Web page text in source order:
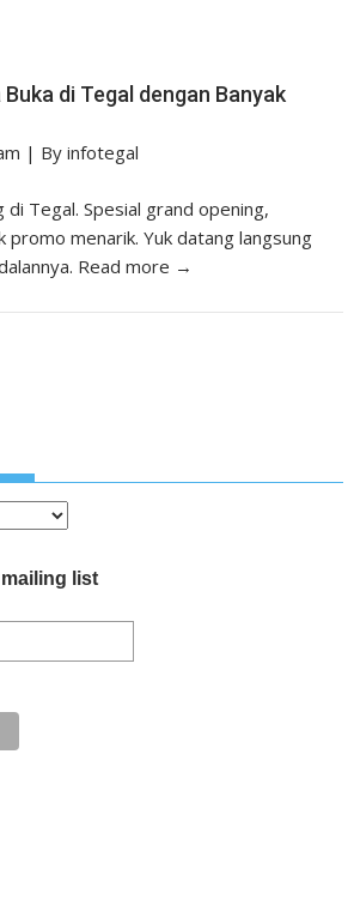
di Tegal dengan Banyak
| Byinfotegal
di Tegal. Spesial grand opening,
promo menarik. Yuk datang langsung
Read more →
list